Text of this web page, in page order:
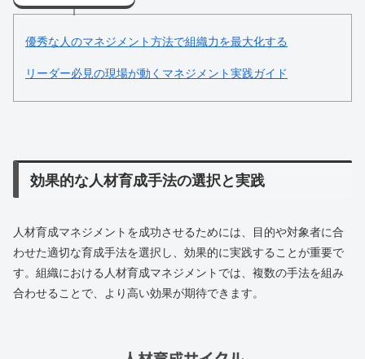
優秀な人のマネジメント方法で組織力を最大化する
リーダー必見の現場が動くマネジメント実践ガイド
効果的な人材育成手法の選択と実践
人材育成マネジメントを成功させるためには、目的や対象者に合
わせた適切な育成手法を選択し、効果的に実践することが重要で
す。組織における人材育成マネジメントでは、複数の手法を組み
合わせることで、より高い効果が期待できます。